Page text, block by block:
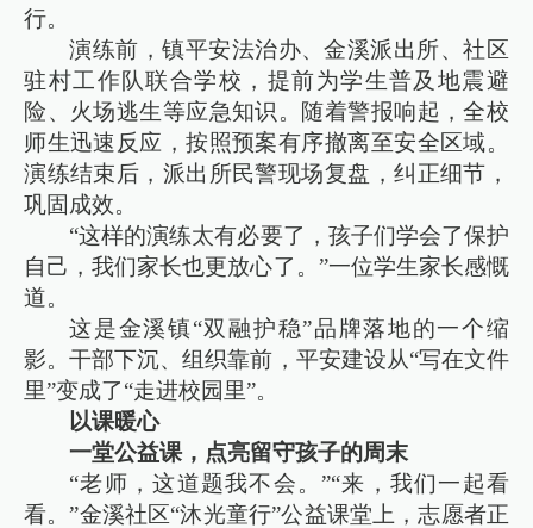
行。
演练前，镇平安法治办、金溪派出所、社区
驻村工作队联合学校，提前为学生普及地震避
险、火场逃生等应急知识。随着警报响起，全校
师生迅速反应，按照预案有序撤离至安全区域。
演练结束后，派出所民警现场复盘，纠正细节，
巩固成效。
“这样的演练太有必要了，孩子们学会了保护
自己，我们家长也更放心了。”一位学生家长感慨
道。
这是金溪镇“双融护稳”品牌落地的一个缩
影。干部下沉、组织靠前，平安建设从“写在文件
里”变成了“走进校园里”。
以课暖心
一堂公益课，点亮留守孩子的周末
“老师，这道题我不会。”“来，我们一起看
看。”金溪社区“沐光童行”公益课堂上，志愿者正